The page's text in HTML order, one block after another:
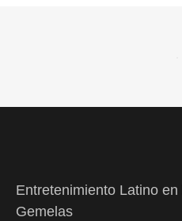
Entretenimiento Latino
Gemelas